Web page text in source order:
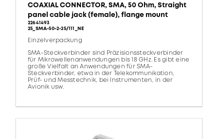
COAXIAL CONNECTOR, SMA, 50 Ohm, Straight
panel cable jack (female), flange mount
22641493
25_SMA-50-2-25/111_NE
Einzelverpackung
SMA-Steckverbinder sind Präzisionssteckverbinder
für Mikrowellenanwendungen bis 18 GHz. Es gibt eine
große Vielfalt an Anwendungen für SMA-
Steckverbinder, etwa in der Telekommunikation,
Prüf- und Messtechnik, bei Instrumenten, in der
Avionik usw.